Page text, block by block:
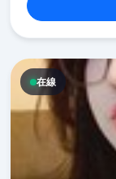
在線